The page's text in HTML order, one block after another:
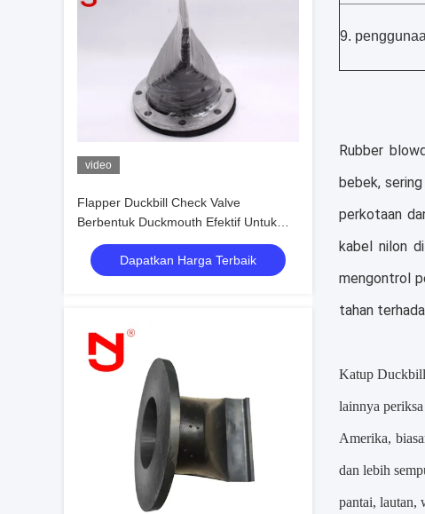
video
Flapper Duckbill Check Valve
Berbentuk Duckmouth Efektif Untuk
Menguras Limbah
Dapatkan Harga Terbaik
9.
Rubber
bebek,
perkotaan
kabel nilon
mengontrol
tahan
Katup
lainnya
Amerika,
dan lebih
pantai, lautan,